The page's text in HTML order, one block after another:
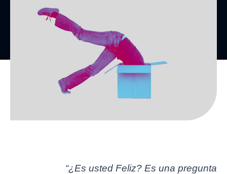
“¿Es usted Feliz? Es una pregunta